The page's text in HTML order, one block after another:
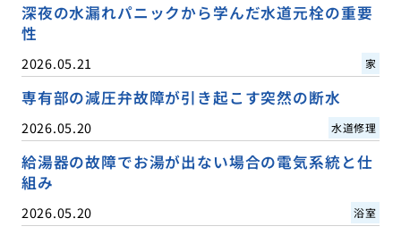
深夜の水漏れパニックから学んだ水道元栓の重要
性
2026.05.21 家
専有部の減圧弁故障が引き起こす突然の断水
2026.05.20 水道修理
給湯器の故障でお湯が出ない場合の電気系統と仕
組み
2026.05.20 浴室